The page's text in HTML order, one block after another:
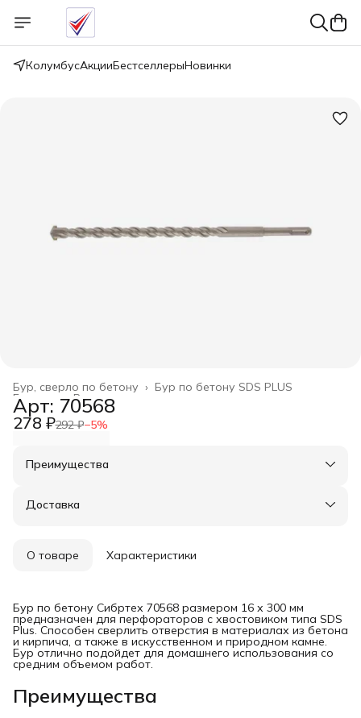
КолумбусАкцииБестселлерыНовинки
Бур по бетону SDS PLUS
Бур, сверло по бетону ›
Расходные материалы
Главная ›
Арт: 70568
278 ₽292 ₽−5%
Преимущества
Оплата частями в Сплит
Удобный возврат
Доставка
О товаре Характеристики
Бур по бетону Сибртех 70568 размером 16 х 300 мм
предназначен для перфораторов с хвостовиком типа SDS
Plus. Способен сверлить отверстия в материалах из бетона
и кирпича, а также в искусственном и природном камне.
Бур отлично подойдет для домашнего использования со
средним объемом работ.
Преимущества